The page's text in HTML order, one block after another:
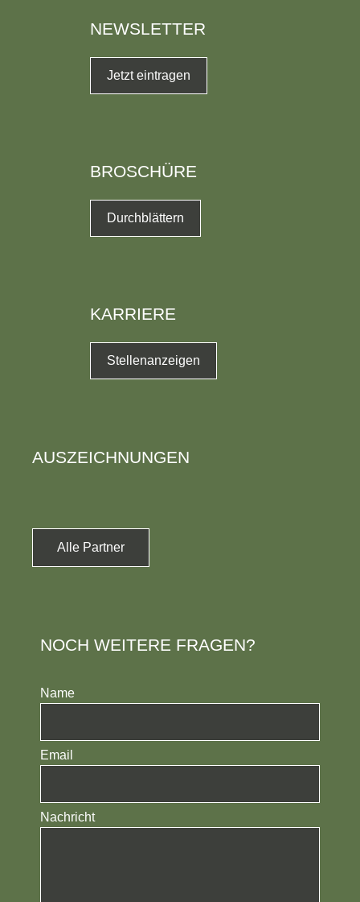
NEWSLETTER
Jetzt eintragen
BROSCHÜRE
Durchblättern
KARRIERE
Stellenanzeigen
AUSZEICHNUNGEN
Alle Partner
NOCH WEITERE FRAGEN?
Name
Email
Nachricht